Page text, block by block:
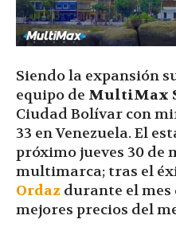
Siendo la expansión
equipo de MultiMax
Ciudad Bolívar con
33 en Venezuela. El
próximo jueves 30 de
multimarca; tras el
Ordaz durante el mes
mejores precios del